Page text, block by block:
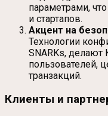
параметрами,
и стартапов.
Акцент на
Технологии
SNARKs, делают
пользователей,
транзакций.
Клиенты и